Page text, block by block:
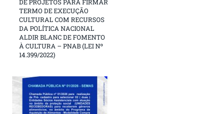
DE PROJETOS PARA FIRMAR
TERMO DE EXECUÇÃO
CULTURAL COM RECURSOS
DA POLÍTICA NACIONAL
ALDIR BLANC DE FOMENTO
À CULTURA – PNAB (LEI Nº
14.399/2022)